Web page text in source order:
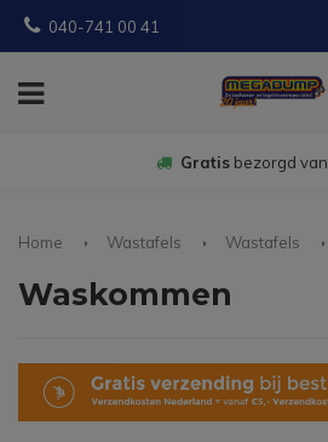
040-741 00 41
Gratisbezorgd
Home Wastafels Wastafels
Waskommen